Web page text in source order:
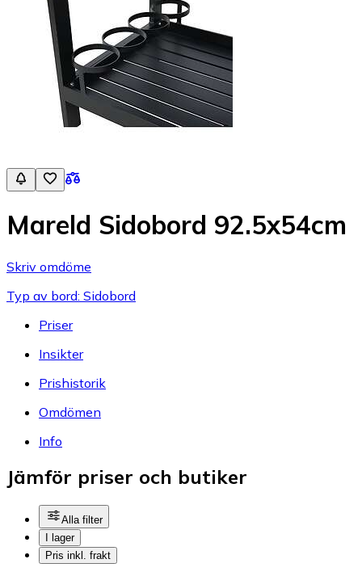
Mareld Sidobord 92.5x54cm
Skriv omdöme
Typ av bord: Sidobord
Priser
Insikter
Prishistorik
Omdömen
Info
Jämför priser och butiker
Alla filter
I lager
Pris inkl. frakt